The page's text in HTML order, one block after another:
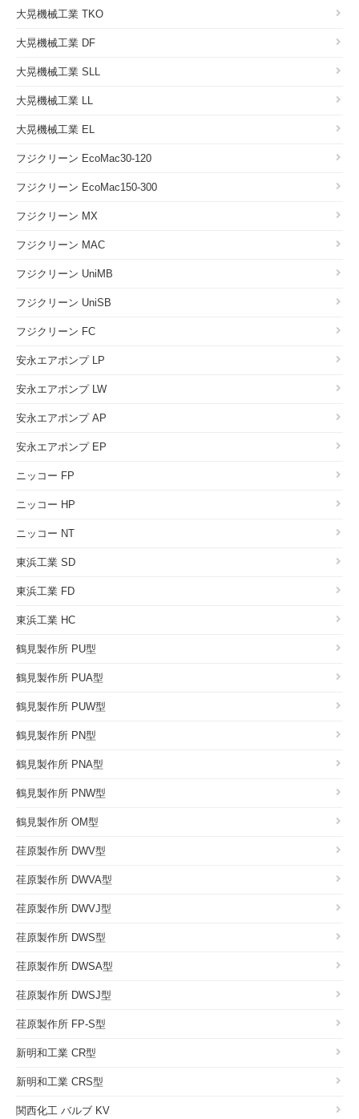
大晃機械工業 TKO
大晃機械工業 DF
大晃機械工業 SLL
大晃機械工業 LL
大晃機械工業 EL
フジクリーン EcoMac30-120
フジクリーン EcoMac150-300
フジクリーン MX
フジクリーン MAC
フジクリーン UniMB
フジクリーン UniSB
フジクリーン FC
安永エアポンプ LP
安永エアポンプ LW
安永エアポンプ AP
安永エアポンプ EP
ニッコー FP
ニッコー HP
ニッコー NT
東浜工業 SD
東浜工業 FD
東浜工業 HC
鶴見製作所 PU型
鶴見製作所 PUA型
鶴見製作所 PUW型
鶴見製作所 PN型
鶴見製作所 PNA型
鶴見製作所 PNW型
鶴見製作所 OM型
荏原製作所 DWV型
荏原製作所 DWVA型
荏原製作所 DWVJ型
荏原製作所 DWS型
荏原製作所 DWSA型
荏原製作所 DWSJ型
荏原製作所 FP-S型
新明和工業 CR型
新明和工業 CRS型
関西化工 バルブ KV